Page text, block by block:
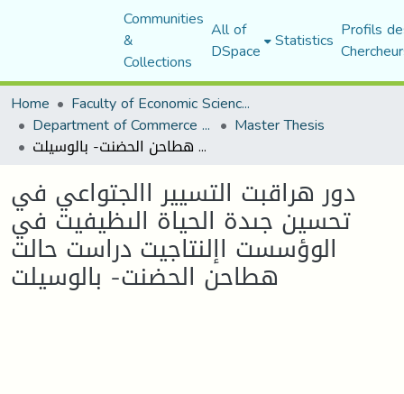
Communities
&
Collections
All of
DSpace Statistics Profils
Home
Faculty of Economic Sciences, Commerce and Management Sciences
Department of Commerce Science Master Thesis
دور هراقبت التسيير االجتواعي في تحسين جىدة الحياة الىظيفيت في الوؤسست اإلنتاجيت دراست حالت هطاحن الحضنت- بالوسيلت
دور هراقبت التسيير االجتواعي في
تحسين جىدة الحياة الىظيفيت في
الوؤسست اإلنتاجيت دراست حالت
هطاحن الحضنت- بالوسيلت